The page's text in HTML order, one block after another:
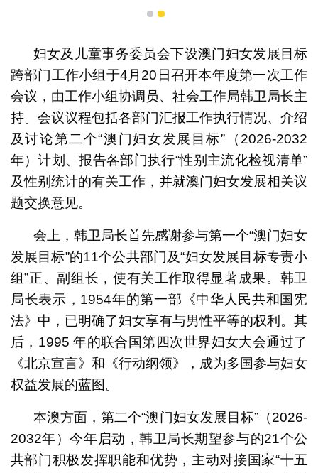
1 2
妇女及儿童事务委员会下设澳门妇女发展目标
跨部门工作小组于4月20日召开本年度第一次工作
会议，由工作小组协调员、社会工作局韩卫局长主
持。会议议程包括各部门汇报工作执行情况、介绍
及讨论第二个“澳门妇女发展目标”（2026-2032
年）计划、报告各部门执行“性别主流化检视清单”
及性别统计的有关工作，并就澳门妇女发展相关议
题交换意见。
会上，韩卫局长首先感谢参与第一个“澳门妇女
发展目标”的11个公共部门及“妇女发展目标专责小
组”正、副组长，使有关工作取得显著成果。韩卫
局长表示，1954年的第一部《中华人民共和国宪
法》中，已明确了妇女享有与男性平等的权利。其
后，1995 年的联合国第四次世界妇女大会通过了
《北京宣言》和《行动纲领》，成为多国参与妇女
权益发展的蓝图。
本澳方面，第二个“澳门妇女发展目标”（2026-
2032年）今年启动，韩卫局长期望参与的21个公
共部门积极发挥职能和优势，主动对接国家“十五